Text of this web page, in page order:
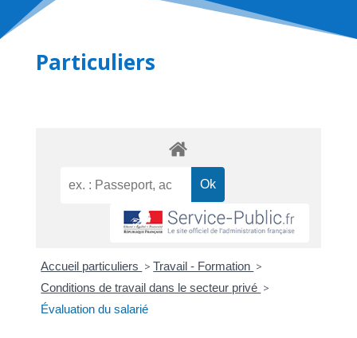
Particuliers
Accueil particuliers > Travail - Formation >
Conditions de travail dans le secteur privé >
Évaluation du salarié